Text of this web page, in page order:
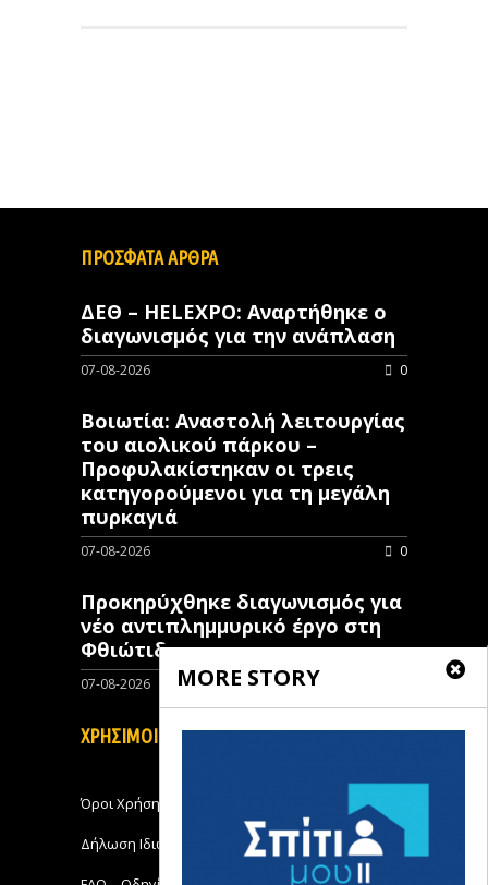
MORE STORY
ΠΡΟΣΦΑΤΑ ΑΡΘΡΑ
ΔΕΘ – HELEXPO: Αναρτήθηκε ο
διαγωνισμός για την ανάπλαση
07-08-2026 0
Βοιωτία: Αναστολή λειτουργίας
του αιολικού πάρκου –
Προφυλακίστηκαν οι τρεις
κατηγορούμενοι για τη μεγάλη
πυρκαγιά
07-08-2026 0
Προκηρύχθηκε διαγωνισμός για
νέo αντιπλημμυρικό έργο στη
Φθιώτιδα
07-08-2026
ΧΡΗΣΙΜΟΙ ΣΥΝΔΕΣΜΟΙ
Όροι Χρήσης
Δήλωση Ιδιωτικότητας